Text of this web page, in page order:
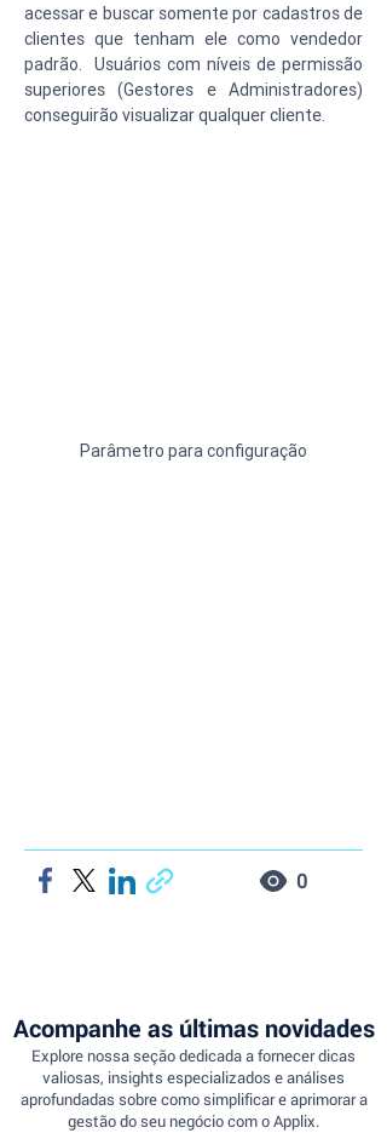
acessar e buscar somente por cadastros de
clientes que tenham ele como vendedor
padrão.  Usuários com níveis de permissão
superiores (Gestores e Administradores)
conseguirão visualizar qualquer cliente.
Parâmetro para configuração
0
Acompanhe as últimas novidades
Explore nossa seção dedicada a fornecer dicas
valiosas, insights especializados e análises
aprofundadas sobre como simplificar e aprimorar a
gestão do seu negócio com o Applix.